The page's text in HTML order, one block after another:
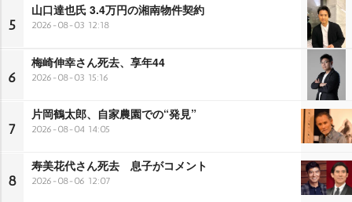
5
山口達也氏 3.4万円の湘南物件契約
2026-08-03 12:18
6
梅崎伸幸さん死去、享年44
2026-08-03 15:16
7
片岡鶴太郎、自家農園での“発見”
2026-08-04 14:05
8
寿美花代さん死去 息子がコメント
2026-08-06 12:07